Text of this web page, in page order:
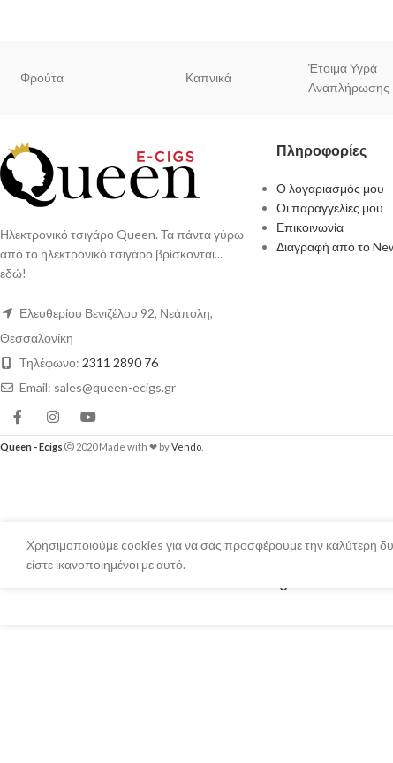
Φρούτα Καπνικά
Έτοιμα Υγρά
Αναπλήρωσης
Ηλεκτρονικό τσιγάρο Queen. Τα πάντα γύρω
από το ηλεκτρονικό τσιγάρο βρίσκονται...
εδώ!
Ελευθερίου Βενιζέλου 92, Νεάπολη,
Θεσσαλονίκη
Τηλέφωνο: 2311 2890 76
Email: sales@queen-ecigs.gr
Πληροφορίες
Ο λογαριασμός μου
Οι παραγγελίες μου
Επικοινωνία
Διαγραφή από το
Queen - Ecigs 2020 Made with ❤ byVendo
Χρησιμοποιούμε cookies για να σας προσφέρουμε την καλύτερη
είστε ικανοποιημένοι με αυτό.